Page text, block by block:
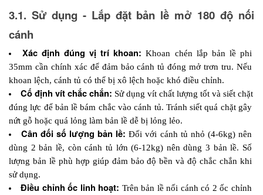
3.1. Sử dụng - Lắp đặt bản lề mở 180 độ nối
cánh
Xác định đúng vị trí khoan: Khoan chén lắp bản lề phi
35mm cần chính xác để đảm bảo cánh tủ đóng mở trơn tru. Nếu
khoan lệch, cánh tủ có thể bị xô lệch hoặc khó điều chỉnh.
Cố định vít chắc chắn: Sử dụng vít chất lượng tốt và siết chặt
đúng lực để bản lề bám chắc vào cánh tủ. Tránh siết quá chặt gây
nứt gỗ hoặc quá lỏng làm bản lề dễ bị lỏng lẻo.
Cân đối số lượng bản lề: Đối với cánh tủ nhỏ (4-6kg) nên
dùng 2 bản lề, còn cánh tủ lớn (6-12kg) nên dùng 3 bản lề. Số
lượng bản lề phù hợp giúp đảm bảo độ bền và độ chắc chắn khi
sử dụng.
Điều chỉnh ốc linh hoạt: Trên bản lề nối cánh có 2 ốc chỉnh